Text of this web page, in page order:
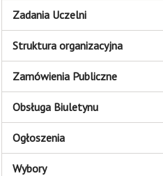
Zadania Uczelni
Struktura organizacyjna
Zamówienia Publiczne
Obsługa Biuletynu
Ogłoszenia
Wybory